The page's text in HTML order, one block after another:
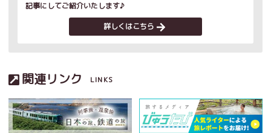
記事にしてご紹介いたします♪
詳しくはこちら
関連リンク LINKS